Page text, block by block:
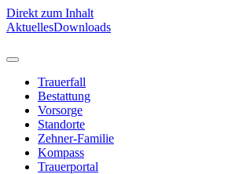
Direkt zum Inhalt
AktuellesDownloads
Trauerfall
Bestattung
Vorsorge
Standorte
Zehner-Familie
Kompass
Trauerportal